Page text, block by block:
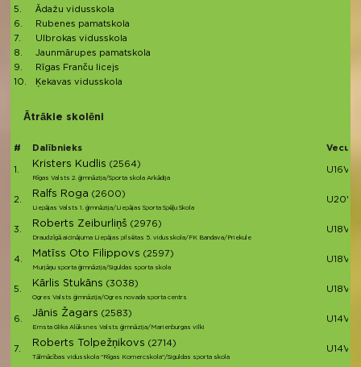
5.
Ādažu vidusskola
6.
Rubenes pamatskola
7.
Ulbrokas vidusskola
8.
Jaunmārupes pamatskola
9.
Rīgas Franču licejs
10.
Ķekavas vidusskola
Ātrākie skolēni
# Dalībnieks
1.
Kristers Kudlis (2564)
Rīgas Valsts 2. ģimnāzija/Sporta skola Arkādija
U16V
2.
Ralfs Roga (2600)
Liepājas Valsts 1. ģimnāzija/Liepājas Sporta Spēļu Skola
U20V
3.
Roberts Zeiburliņš (2976)
Draudzīgā aicinājuma Liepājas pilsētas 5. vidusskola/FK Bandava/Priekule
U18V
4.
Matīss Oto Filippovs (2597)
Murjāņu sporta ģimnāzija/Siguldas sporta skola
U18V
5.
Kārlis Stukāns (3038)
Ogres Valsts ģimnāzija/Ogres novada sporta centrs
U18V
6.
Jānis Žagars (2583)
Ernsta Glika Alūksnes Valsts ģimnāzija/Marienburgas vilki
U14V
7.
Roberts Tolpežņikovs (2714)
Tālmācības vidusskola "Rīgas Komercskola"/Siguldas sporta skola
U14V